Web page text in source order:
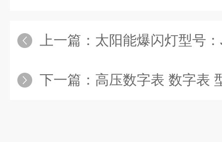
上一篇： 太阳能爆闪灯型号
下一篇： 高压数字表 数字表